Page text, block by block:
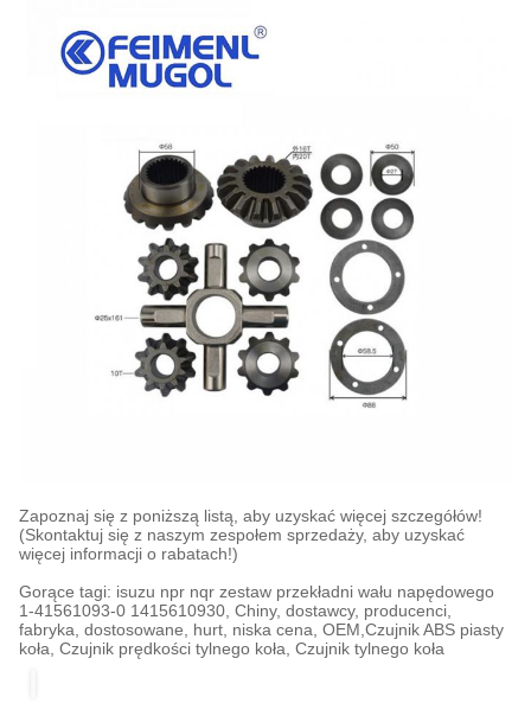
Zapoznaj się z poniższą listą, aby uzyskać więcej szczegółów!
(Skontaktuj się z naszym zespołem sprzedaży, aby uzyskać
więcej informacji o rabatach!)
Gorące tagi: isuzu npr nqr zestaw przekładni wału napędowego
1-41561093-0 1415610930, Chiny, dostawcy, producenci,
fabryka, dostosowane, hurt, niska cena, OEM, Czujnik ABS piasty
koła Czujnik prędkości tylnego koła Czujnik tylnego koła